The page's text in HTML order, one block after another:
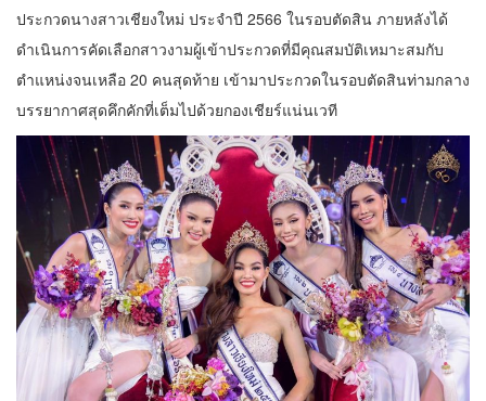
ประกวดนางสาวเชียงใหม่ ประจำปี 2566 ในรอบตัดสิน ภายหลังได้
ดำเนินการคัดเลือกสาวงามผู้เข้าประกวดที่มีคุณสมบัติเหมาะสมกับ
ตำแหน่งจนเหลือ 20 คนสุดท้าย เข้ามาประกวดในรอบตัดสินท่ามกลาง
บรรยากาศสุดคึกคักที่เต็มไปด้วยกองเชียร์แน่นเวที